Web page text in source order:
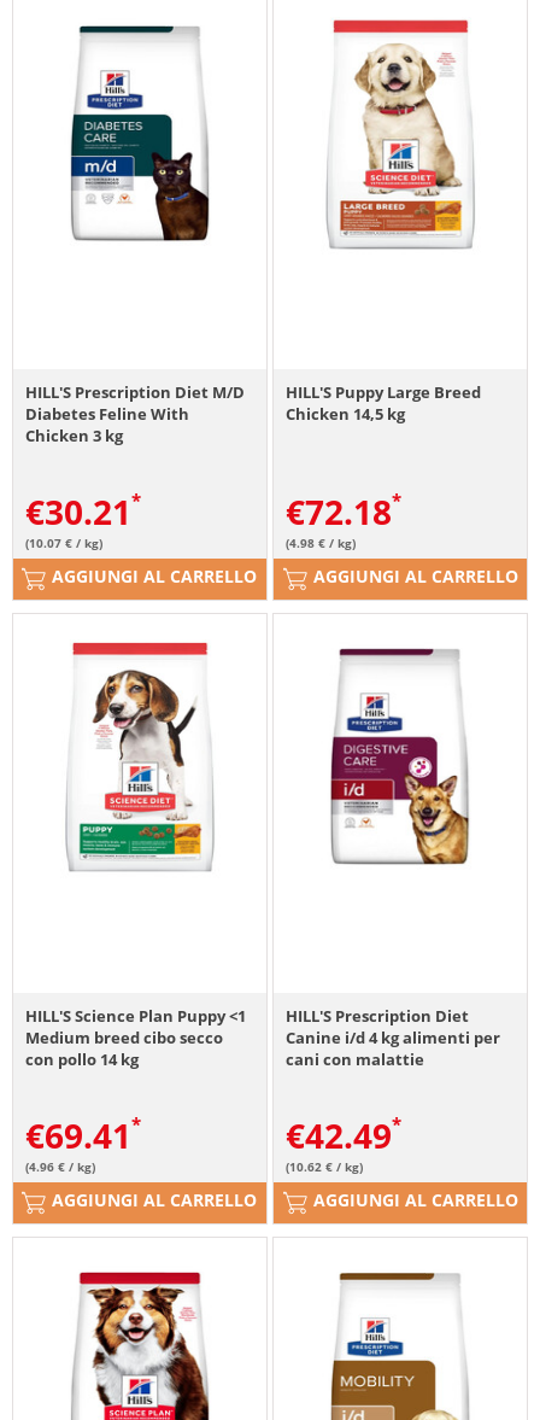
HILL'S Prescription Diet M/D
Diabetes Feline With
Chicken 3 kg
€30.21
(10.07 € / kg)
AGGIUNGI AL CARRELLO
HILL'S Puppy Large Breed
Chicken 14,5 kg
€72.18
(4.98 € / kg)
AGGIUNGI AL CARRELLO
HILL'S Science Plan Puppy <1
Medium breed cibo secco
con pollo 14 kg
€69.41
(4.96 € / kg)
AGGIUNGI AL CARRELLO
HILL'S Prescription Diet
Canine i/d 4 kg alimenti per
cani con malattie
€42.49
(10.62 € / kg)
AGGIUNGI AL CARRELLO